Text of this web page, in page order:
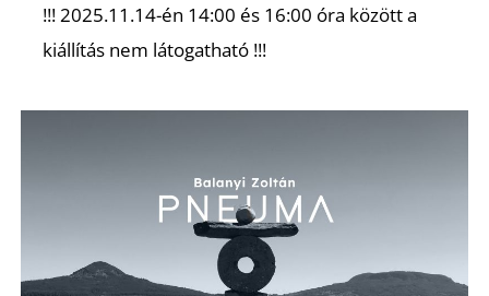
!!! 2025.11.14-én 14:00 és 16:00 óra között a
kiállítás nem látogatható !!!